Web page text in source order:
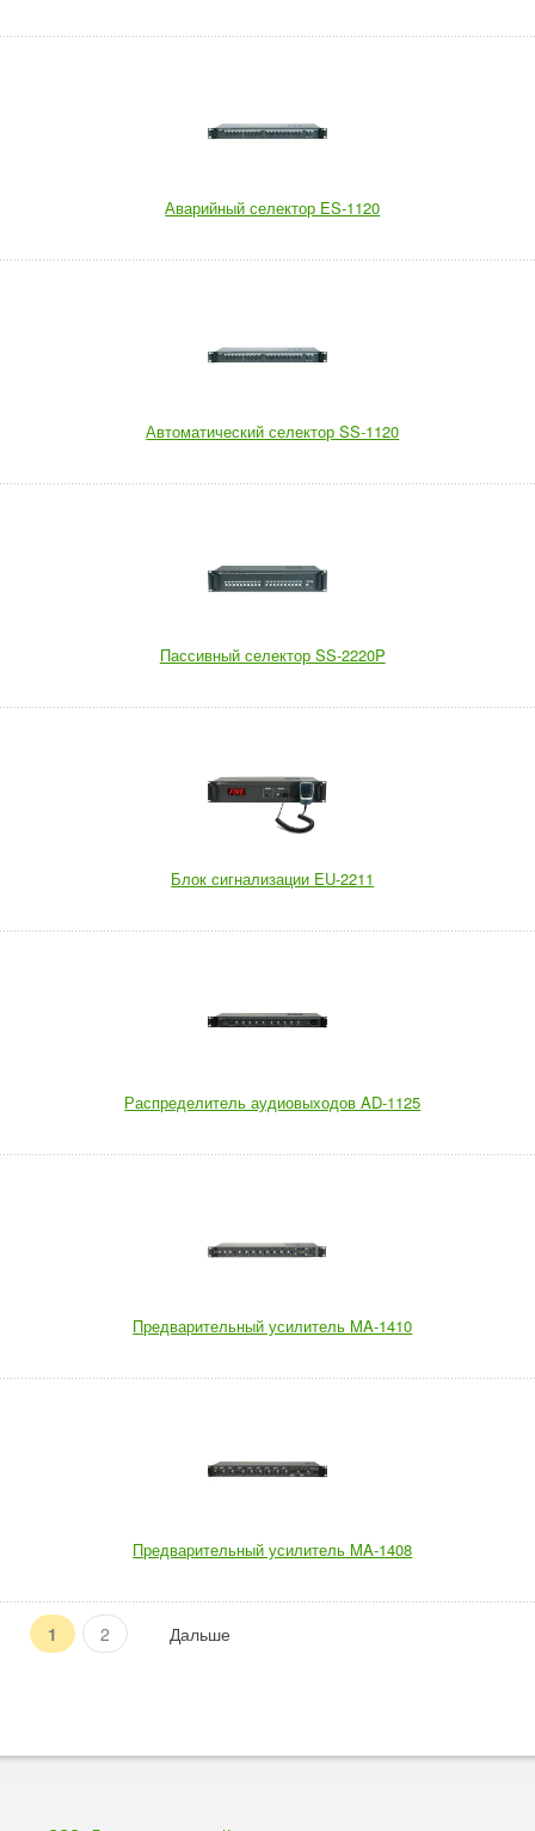
Аварийный селектор ES-1120
Автоматический селектор SS-1120
Пассивный селектор SS-2220P
Блок сигнализации EU-2211
Распределитель аудиовыходов AD-1125
Предварительный усилитель MA-1410
Предварительный усилитель MA-1408
1 2 Дальше